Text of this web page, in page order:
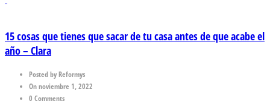
15 cosas que tienes que sacar de tu casa antes de que acabe el
año – Clara
Posted by Reformys
On noviembre 1, 2022
0 Comments